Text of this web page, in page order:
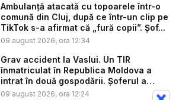
Ambulanţă atacată cu topoarele într-o
comună din Cluj, după ce într-un clip pe
TikTok s-a afirmat că „fură copii”. Șof...
09 august 2026, ora 12:34
Grav accident la Vaslui. Un TIR
înmatriculat în Republica Moldova a
intrat în două gospodării. Șoferul a
răm...
09 august 2026, ora 12:24